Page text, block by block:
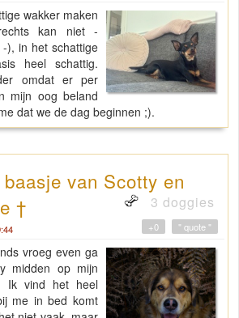
wakker maken
kan niet -
), in het schattige
heel schattig.
omdat er per
mijn oog beland
dat we de dag beginnen ;).
van Scotty en
†
3 doggies
" quote "
+0
vroeg even ga
midden op mijn
Ik vind het heel
me in bed komt